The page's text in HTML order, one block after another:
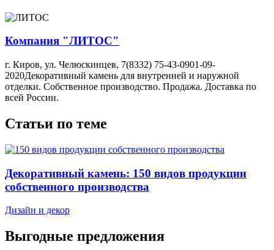
Компания "ЛИТОС"
г. Киров, ул. Челюскинцев, 7(8332) 75-43-0901-09-
2020Декоративный камень для внутренней и наружной
отделки. Собственное производство. Продажа. Доставка по
всей России.
Статьи по теме
Декоративный камень: 150 видов продукции
собственного производства
Дизайн и декор
Выгодные предложения